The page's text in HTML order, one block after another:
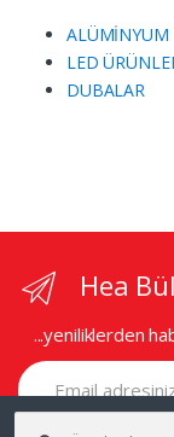
ALÜMİNYUM
LED
DUBALAR
Hea
...yeniliklerden
Ara: